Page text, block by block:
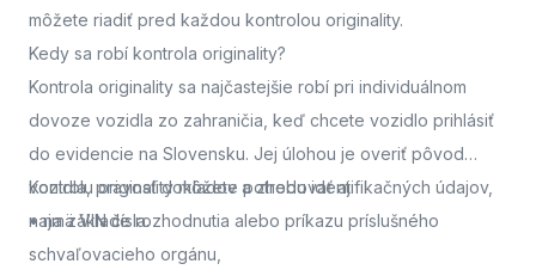
môžete riadiť pred každou kontrolou originality.
Kedy sa robí kontrola originality?
Kontrola originality sa najčastejšie robí pri individuálnom
dovoze vozidla zo zahraničia, keď chcete vozidlo prihlásiť
do evidencie na Slovensku. Jej úlohou je overiť pôvod
vozidla, pravosť dokladov a zhodu identifikačných údajov,
najmä VIN čísla.
Kontrolu originality môžete potrebovať aj:
• na základe rozhodnutia alebo príkazu príslušného
schvaľovacieho orgánu,